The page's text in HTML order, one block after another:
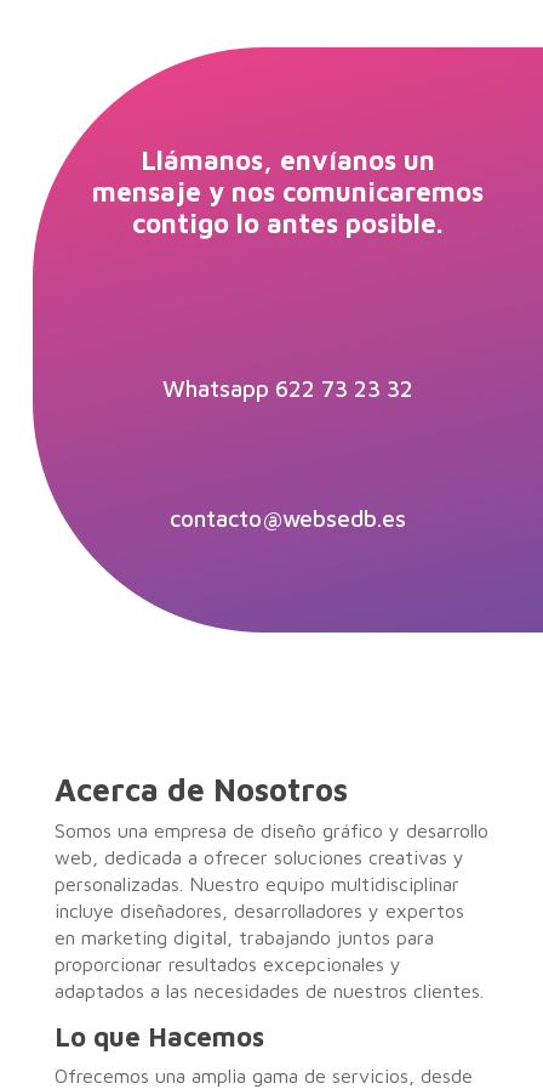
Llámanos, envíanos un
mensaje y nos comunicaremos
contigo lo antes posible.
Whatsapp 622 73 23 32
contacto@websedb.es
Acerca de Nosotros
Somos una empresa de diseño gráfico y desarrollo
web, dedicada a ofrecer soluciones creativas y
personalizadas. Nuestro equipo multidisciplinar
incluye diseñadores, desarrolladores y expertos
en marketing digital, trabajando juntos para
proporcionar resultados excepcionales y
adaptados a las necesidades de nuestros clientes.
Lo que Hacemos
Ofrecemos una amplia gama de servicios, desde